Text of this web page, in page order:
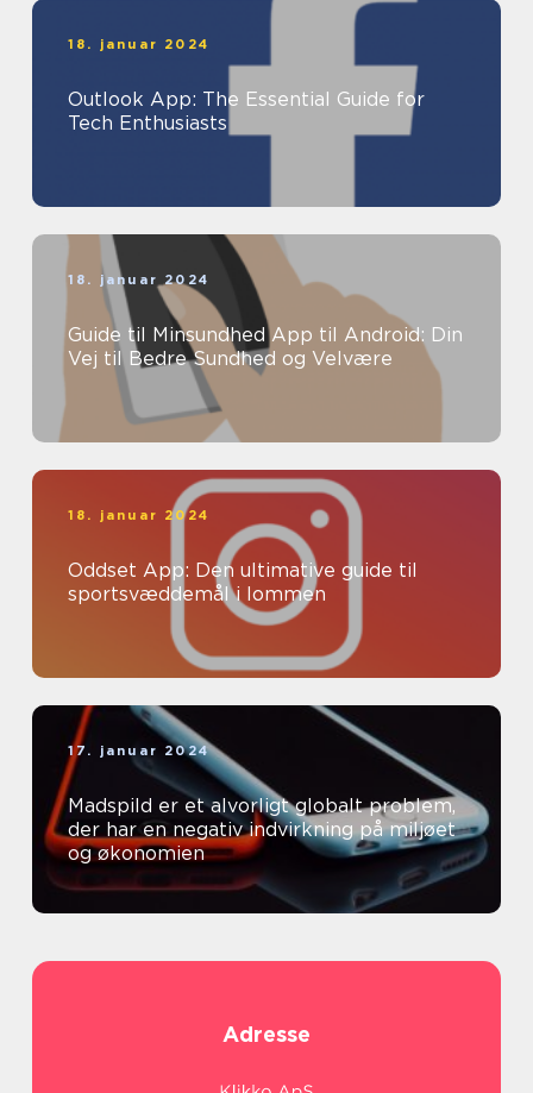
18. januar 2024
Outlook App: The Essential Guide for
Tech Enthusiasts
18. januar 2024
Guide til Minsundhed App til Android: Din
Vej til Bedre Sundhed og Velvære
18. januar 2024
Oddset App: Den ultimative guide til
sportsvæddemål i lommen
17. januar 2024
Madspild er et alvorligt globalt problem,
der har en negativ indvirkning på miljøet
og økonomien
Adresse